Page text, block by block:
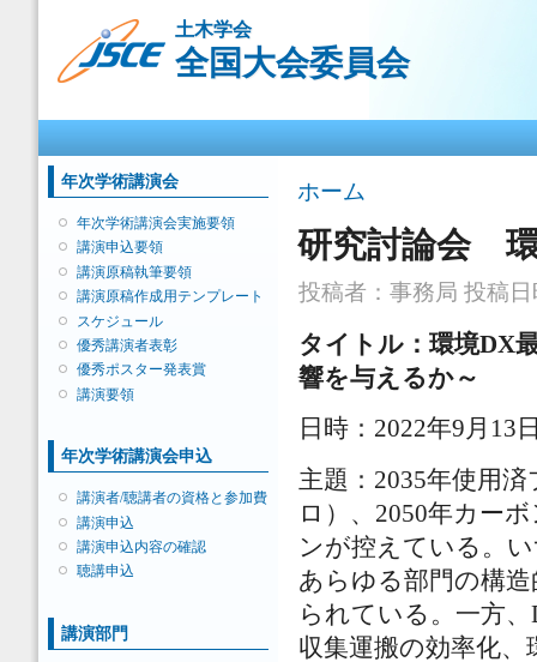
動
土木学会
全国大会委員会
年次学術講演会
年次学術講演会実施要領
講演申込要領
講演原稿執筆要領
講演原稿作成用テンプレート
スケジュール
優秀講演者表彰
優秀ポスター発表賞
講演要領
年次学術講演会申込
講演者/聴講者の資格と参加費
講演申込
講演申込内容の確認
聴講申込
講演部門
現在地
ホーム
研究討論会
投稿者： 事務局 投稿日
タイトル：環境DX
響を与えるか～
日時：2022年9月13
主題：2035年使用
ロ）、2050年カー
ンが控えている。
あらゆる部門の構
られている。一方
収集運搬の効率化